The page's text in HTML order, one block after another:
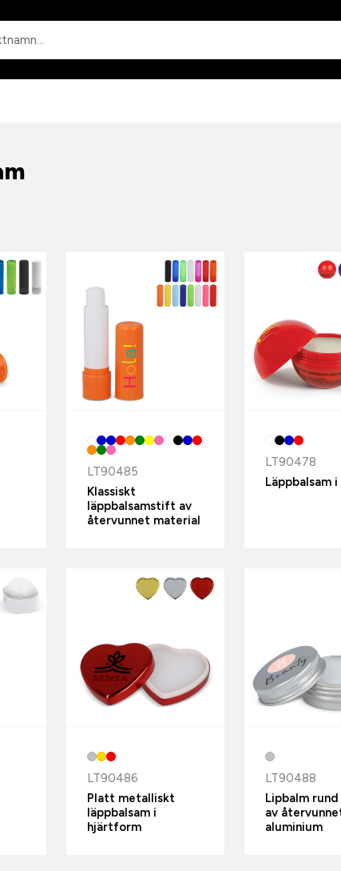
LT90485
Klassiskt
läppbalsamstift av
återvunnet material
LT90478
Läppbalsam
LT90486
Platt metalliskt
läppbalsam i
hjärtform
LT90488
Lipbalm
av
aluminium